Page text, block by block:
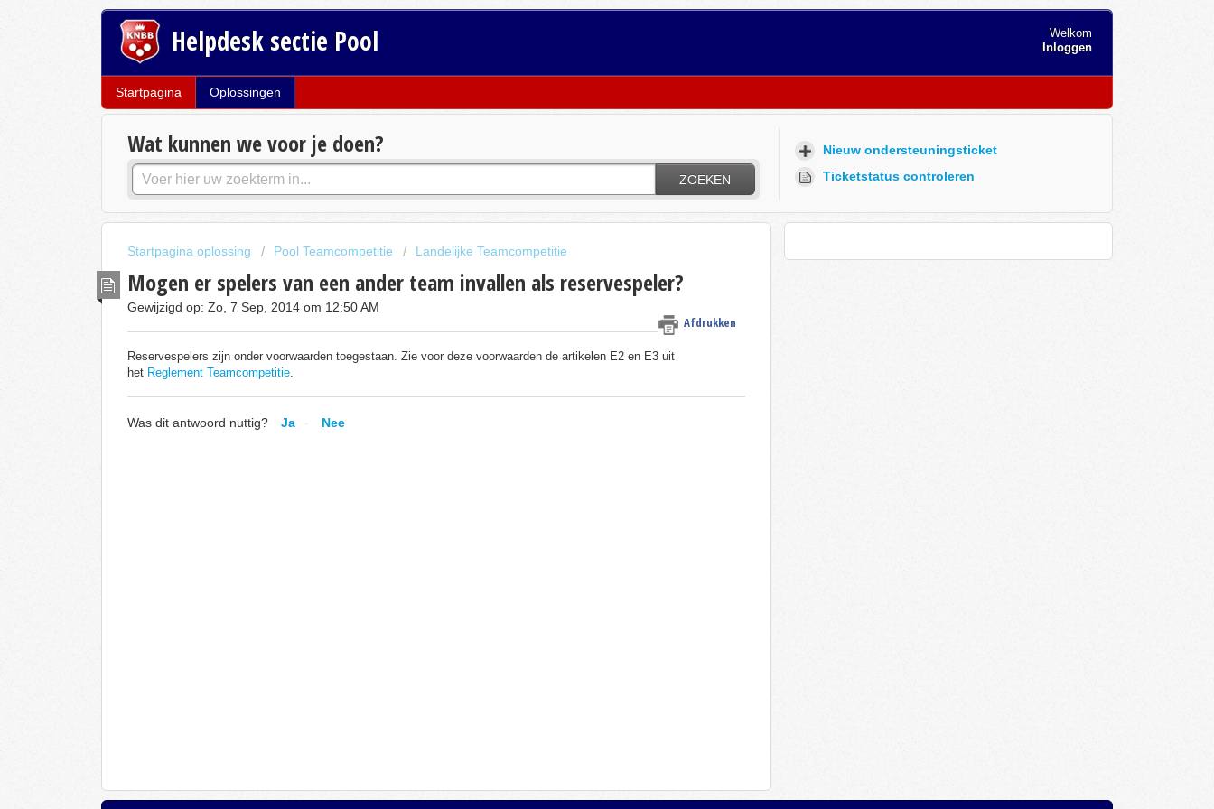
Helpdesk sectie Pool
Welkom
Inloggen
Startpagina Oplossingen
Wat kunnen we voor je doen?
ZOEKEN
Nieuw ondersteuningsticket
Ticketstatus controleren
Startpagina oplossing Pool Teamcompetitie Landelijke Teamcompetitie
Mogen er spelers van een ander team invallen als reservespeler?
Afdrukken
Gewijzigd op: Zo, 7 Sep, 2014 om 12:50 AM
Reservespelers zijn onder voorwaarden toegestaan. Zie voor deze voorwaarden de artikelen E2 en E3 uit
het Reglement Teamcompetitie.
Was dit antwoord nuttig? Ja Nee